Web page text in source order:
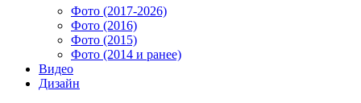
Фото (2017-2026)
Фото (2016)
Фото (2015)
Фото (2014 и ранее)
Видео
Дизайн